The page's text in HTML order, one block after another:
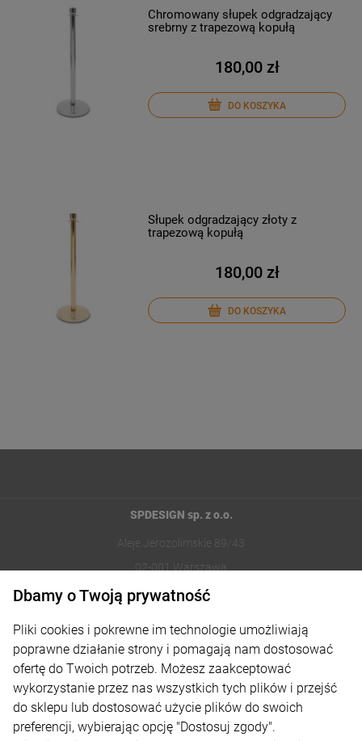
Chromowany słupek odgradzający
srebrny z trapezową kopułą
180,00 zł
DO KOSZYKA
Słupek odgradzający złoty z
trapezową kopułą
180,00 zł
DO KOSZYKA
SPDESIGN sp. z o.o.
Aleje Jerozolimskie 89/43
02-001 Warszawa
sklep@reklamydrukarnia.pl
Moje konto
Płatności i dostawa
Dbamy o Twoją prywatność
Pliki cookies i pokrewne im technologie umożliwiają
poprawne działanie strony i pomagają nam dostosować
ofertę do Twoich potrzeb. Możesz zaakceptować
wykorzystanie przez nas wszystkich tych plików i przejść
do sklepu lub dostosować użycie plików do swoich
preferencji, wybierając opcję "Dostosuj zgody".